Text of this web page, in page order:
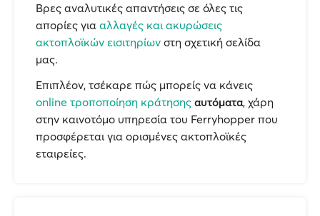
Βρες αναλυτικές απαντήσεις σε όλες τις
απορίες για αλλαγές και ακυρώσεις
ακτοπλοϊκών εισιτηρίων στη σχετική σελίδα
μας.
Επιπλέον, τσέκαρε πώς μπορείς να κάνεις
online τροποποίηση κράτησης αυτόματα, χάρη
στην καινοτόμο υπηρεσία του Ferryhopper που
προσφέρεται για ορισμένες ακτοπλοϊκές
εταιρείες.